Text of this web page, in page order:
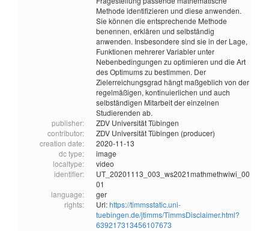
Methode identifizieren und diese anwenden.
Sie können die entsprechende Methode
benennen, erklären und selbständig
anwenden. Insbesondere sind sie in der Lage,
Funktionen mehrerer Variabler unter
Nebenbedingungen zu optimieren und die Art
des Optimums zu bestimmen. Der
Zielerreichungsgrad hängt maßgeblich von der
regelmäßigen, kontinuierlichen und auch
selbständigen Mitarbeit der einzelnen
Studierenden ab.
publisher:
ZDV Universität Tübingen
contributor:
ZDV Universität Tübingen (producer)
creation date:
2020-11-13
dc type:
image
localtype:
video
identifier:
UT_20201113_003_ws2021mathmethwiwi_00
01
language:
ger
rights:
Url:https://timmsstatic.uni-
tuebingen.de/jtimms/TimmsDisclaimer.html?
639217313456107673